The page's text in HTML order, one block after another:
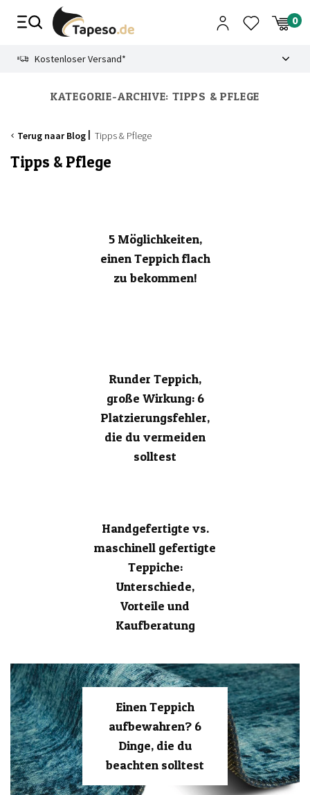
Zusammenbruch
Kostenloser Versand*
KATEGORIE-ARCHIVE: TIPPS & PFLEGE
Terug naar Blog Tipps & Pflege
Tipps & Pflege
5 Möglichkeiten,
einen Teppich flach
zu bekommen!
Runder Teppich,
große Wirkung: 6
Platzierungsfehler,
die du vermeiden
solltest
Handgefertigte vs.
maschinell gefertigte
Teppiche:
Unterschiede,
Vorteile und
Kaufberatung
Einen Teppich
aufbewahren? 6
Dinge, die du
beachten solltest